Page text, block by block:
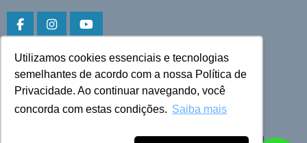
Utilizamos cookies essenciais e tecnologias
semelhantes de acordo com a nossa Política de
Privacidade. Ao continuar navegando, você
concorda com estas condições. Saiba mais
Faça download do aplicativo
Play Store e App Store